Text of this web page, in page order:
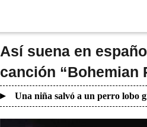
Así suena en
canción “Bohemian
Una niña salvó a un perro lobo